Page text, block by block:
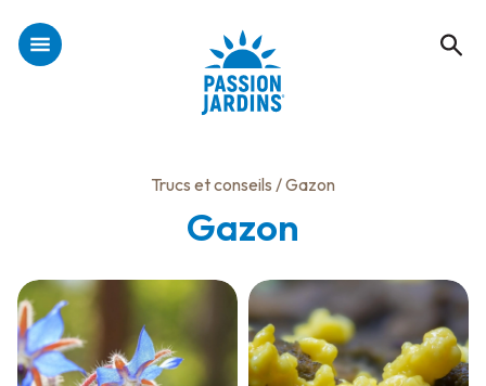
Trucs et conseils / Gazon
Gazon